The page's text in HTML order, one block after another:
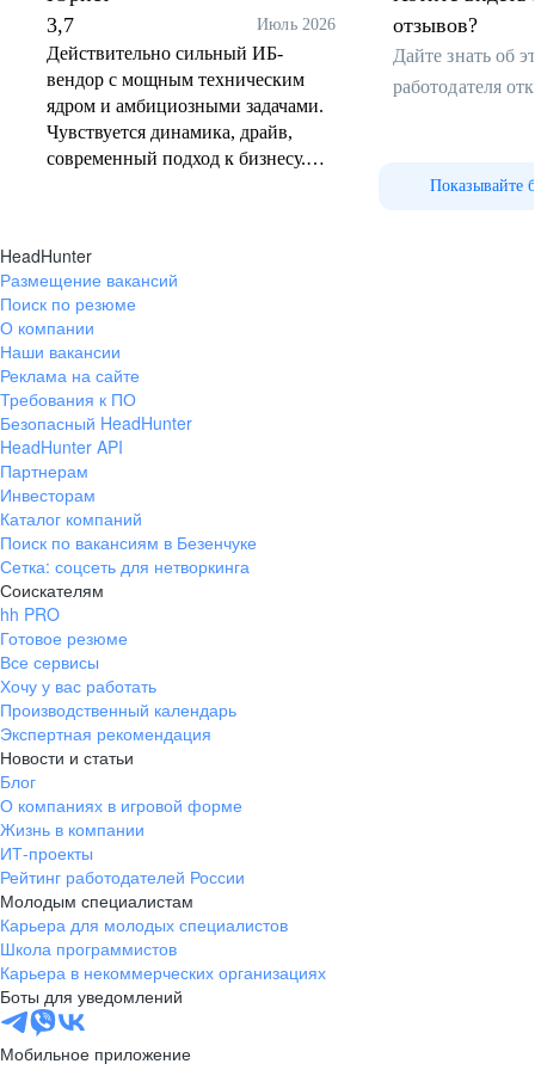
Аудит и консалтинг
Red Teaming
Оценка соответствия и консалтинг
Выявление следов компрометации
Проверка готовности к реагированию на инциденты
Реагирование на инциденты
и цифровая криминалистика
Реагирование на инциденты
Реагирование на инциденты по подписке
Цифровая криминалистика
eDiscovery
Образовательные программы
Для технических специалистов
Для широкой аудитории
Мастер-классы для детей
Ответственность
Мы всегда выполняем свои обещания и работаем
слаженно, чтобы вместе добиваться результатов.
В F6 у нас всегда происходит что-то интересное. Мы
находим время для спорта, творчества, митапов и других
активностей, даже когда заняты работой.
Мы уверены, что активный отдых дарит энергию
и помогает нам чувствовать себя лучше. Поэтому
стараемся проводить свободное время с пользой
и находим друзей среди коллег.
Мероприятия
Создаем события с вау-эффектом, заботой и вниманием
к каждому в нашей команде. Впечатляем и удивляем.
Создаем единый контекст между командами.
И да, мы не только боремся с фишингом, но и вместе
ездим на рыбалку.
Митапы
Проводим регулярные встречи по обмену опытом
и знаниями с нашими экспертами из разных команд
в теплой ламповой атмосфере.
Развитие
Прокачиваем soft skills, приобретаем новые навыки
и совмещаем отдых с саморазвитием.
Челленджи
Организуем спортивные челленджи, летом практикуем
3,7
Июль 2026
Действительно сильный ИБ-
вендор с мощным техническим
ядром и амбициозными задачами.
Чувствуется динамика, драйв,
современный подход к бизнесу.
дружелюбный. Для тех, кто хочет
расти и не боится нагрузки, здесь
отличная среда.
отзывов?
Дайте знать об
работодателя
Показывайте
HeadHunter
Размещение вакансий
Поиск по резюме
О компании
Наши вакансии
Реклама на сайте
Требования к ПО
Безопасный HeadHunter
HeadHunter API
Партнерам
Инвесторам
Каталог компаний
Поиск по вакансиям в Безенчуке
Сетка: соцсеть для нетворкинга
Соискателям
hh PRO
Готовое резюме
Все сервисы
Хочу у вас работать
Производственный календарь
Экспертная рекомендация
Новости и статьи
Блог
О компаниях в игровой форме
Жизнь в компании
ИТ-проекты
Рейтинг работодателей России
Молодым специалистам
Карьера для молодых специалистов
Школа программистов
Карьера в некоммерческих организациях
Боты для уведомлений
Мобильное приложение